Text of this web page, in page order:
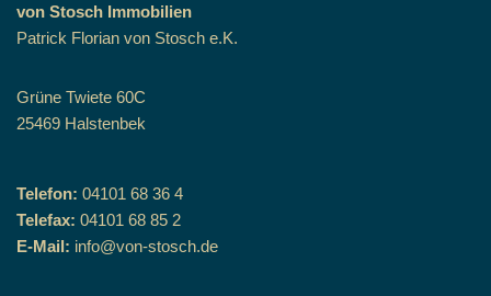
von Stosch Immobilien
Patrick Florian von Stosch e.K.
Grüne Twiete 60C
25469 Halstenbek
Telefon: 04101 68 36 4
Telefax: 04101 68 85 2
E-Mail: info@von-stosch.de